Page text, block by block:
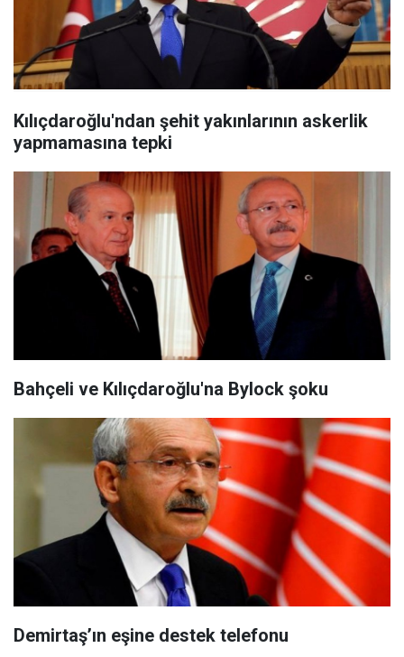
Kılıçdaroğlu'ndan şehit yakınlarının askerlik
yapmamasına tepki
Bahçeli ve Kılıçdaroğlu'na Bylock şoku
Demirtaş’ın eşine destek telefonu